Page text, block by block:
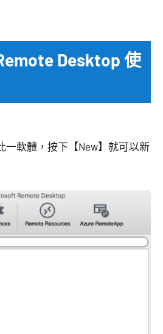
Desktop 使
一軟體，按下【New】就可以新